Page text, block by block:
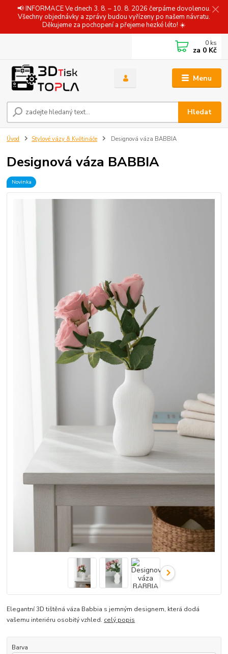
📢 INFORMACE Ve dnech 3. 8. – 10. 8. 2026 čerpáme dovolenou.
Všechny objednávky a zprávy budou vyřízeny po našem návratu.
Děkujeme za pochopení a přejeme hezké léto! ☀️
Menu
Hledat
0 ks
za 0 Kč
Úvod Stylové vázy & Květináče Designová váza BABBIA
Designová váza BABBIA
Novinka
Elegantní 3D tištěná váza Babbia s jemným designem, která dodá
vašemu interiéru osobitý vzhled. celý popis
Barva